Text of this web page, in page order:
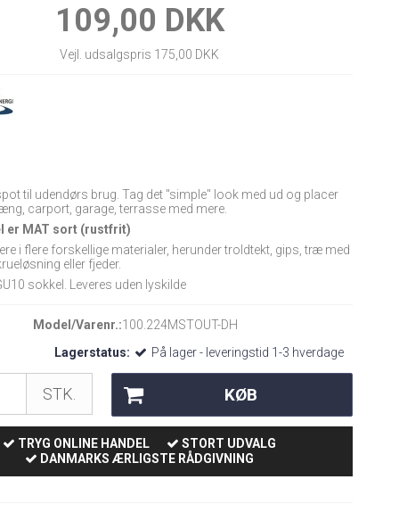
109,00 DKK
Vejl. udsalgspris 175,00 DKK
til udendørs brug. Tag det "simple" look med ud og placer
carport, garage, terrasse med mere.
er MAT sort (rustfrit)
i flere forskellige materialer, herunder troldtekt, gips, træ med
eller fjeder.
sokkel. Leveres uden lyskilde
Model/Varenr.:100.224MSTOUT-DH
Lagerstatus:
På lager - leveringstid 1-3 hverdage
STK. KØB
TRYG ONLINE HANDEL
STORT UDVALG
DANMARKS ÆRLIGSTE RÅDGIVNING